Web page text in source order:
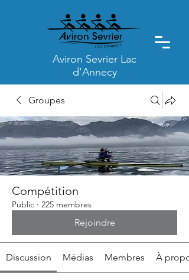
Aviron Sevrier Lac
d'Annecy
Groupes
Compétition
Public · 225 membres
Rejoindre
Discussion Médias Membres À